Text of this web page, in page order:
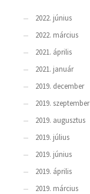
2022. június
2022. március
2021. április
2021. január
2019. december
2019. szeptember
2019. augusztus
2019. július
2019. június
2019. április
2019. március